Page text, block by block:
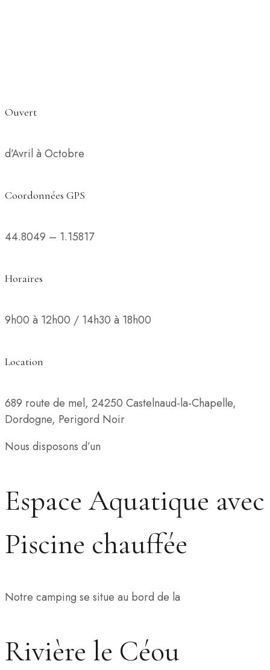
Ouvert
d’Avril à Octobre
Coordonnées GPS
44.8049 – 1.15817
Horaires
9h00 à 12h00 / 14h30 à 18h00
Location
689 route de mel, 24250 Castelnaud-la-Chapelle,
Dordogne, Perigord Noir
Nous disposons d’un
Espace Aquatique avec
Piscine chauffée
Notre camping se situe au bord de la
Rivière le Céou